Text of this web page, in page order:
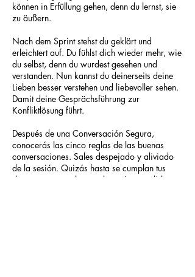
können in Erfüllung gehen, denn du lernst, sie
zu äußern.
Nach dem Sprint stehst du geklärt und
erleichtert auf. Du fühlst dich wieder mehr, wie
du selbst, denn du wurdest gesehen und
verstanden. Nun kannst du deinerseits deine
Lieben besser verstehen und liebevoller sehen.
Damit deine Gesprächsführung zur
Konfliktlösung führt.
Después de una Conversación Segura,
conocerás las cinco reglas de las buenas
conversaciones. Sales despejado y aliviado
de la sesión. Quizás hasta se cumplan tus
deseos, ya que ahora sabes cómo pedirlos.